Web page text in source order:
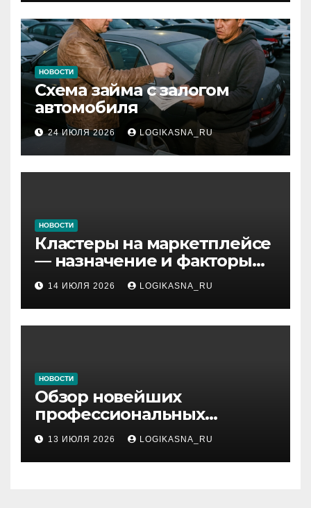
НОВОСТИ
Схема займа с залогом
автомобиля
24 ИЮЛЯ 2026 LOGIKASNA_RU
НОВОСТИ
Кластеры на маркетплейсе
— назначение и факторы
ранжирования складов
14 ИЮЛЯ 2026 LOGIKASNA_RU
НОВОСТИ
Обзор новейших
профессиональных
материалов и
инструментов
13 ИЮЛЯ 2026 LOGIKASNA_RU